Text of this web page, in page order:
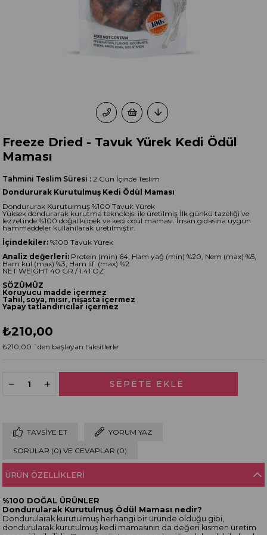
Freeze Dried - Tavuk Yürek Kedi Ödül
Maması
Tahmini Teslim Süresi : 2 Gün İçinde Teslim
Dondururak Kurutulmuş Kedi Ödül Maması
Dondururak Kurutulmuş %100 Tavuk Yürek
Yüksek dondurarak kurutma teknolojsi ile üretilmiş İlk günkü tazeliği ve
lezzetinde %100 doğal köpek ve kedi ödül maması. İnsan gidasına uygun
hammaddeler kullanılarak üretilmiştir.
İçindekiler:%100 Tavuk Yürek
Analiz değerleri: Protein (min) 64, Ham yağ (min) %20, Nem (max) %5,
Ham kül (max) %3, Ham lif (max) %2
NET WEIGHT 40 GR / 1.41 OZ
SÖZÜMÜZ
Koruyucu madde içermez
Tahıl, soya, mısır, nişasta içermez
Yapay tatlandırıcılar içermez
₺210,00
₺210,00 `den başlayan taksitlerle
TAVSIYE ET YORUM YAZ
SORULAR (0) VE CEVAPLAR (0)
ÜRÜN ÖZELLIKLERI
%100 DOĞAL ÜRÜNLER
Dondurularak Kurutulmuş Ödül Maması nedir?
Dondurularak kurutulmuş herhangi bir üründe olduğu gibi,
dondurularak kurutulmuş kedi mamasının da değeri kısmen üretim